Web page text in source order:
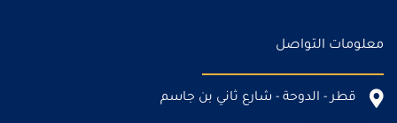
معلومات التواصل
قطر - الدوحة - شارع ثاني بن جاسم